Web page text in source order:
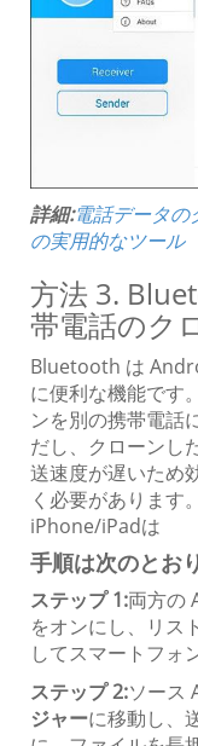
詳細:電話データの
の実用的なツール
方法 3.
帯電話のク
Bluetooth は
に便利な機能です
ンを別の携帯電話
だし、クローンし
送速度が遅いため
く必要があります
iPhone/iPadは
手順は次のとお
ステップ 1:両方の
をオンにし、リス
してスマートフォ
ステップ 2:ソース
ジャーに移動し、